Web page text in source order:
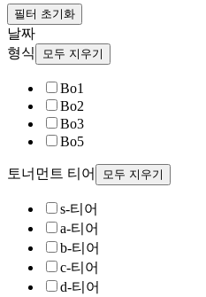
필터 초기화
날짜
형식
모두 지우기
Bo1
Bo2
Bo3
Bo5
토너먼트 티어 모두 지우기
s-티어
a-티어
b-티어
c-티어
d-티어